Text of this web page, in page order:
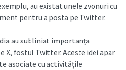
au existat unele zvonuri cu
pentru a posta pe Twitter.
au subliniat importanța
X, fostul Twitter. Aceste idei apar
asociate cu activitățile